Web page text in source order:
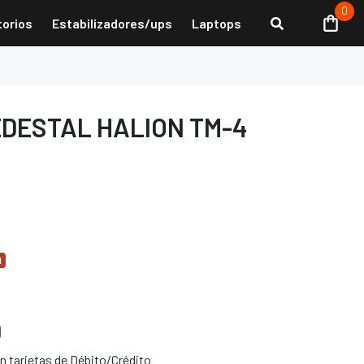
Estabilizadores/ups Laptops
0
HALION TM-4
tarjetas de Débito/Crédito